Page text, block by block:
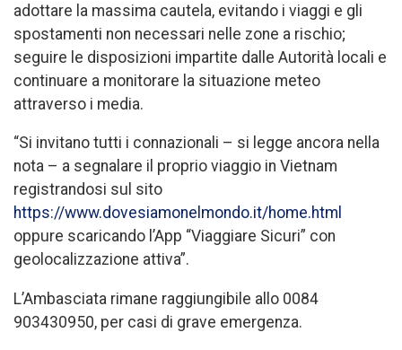
adottare la massima cautela, evitando i viaggi e gli
spostamenti non necessari nelle zone a rischio;
seguire le disposizioni impartite dalle Autorità locali e
continuare a monitorare la situazione meteo
attraverso i media.
“Si invitano tutti i connazionali – si legge ancora nella
nota – a segnalare il proprio viaggio in Vietnam
registrandosi sul sito
https://www.dovesiamonelmondo.it/home.html
oppure scaricando l’App “Viaggiare Sicuri” con
geolocalizzazione attiva”.
L’Ambasciata rimane raggiungibile allo 0084
903430950, per casi di grave emergenza.